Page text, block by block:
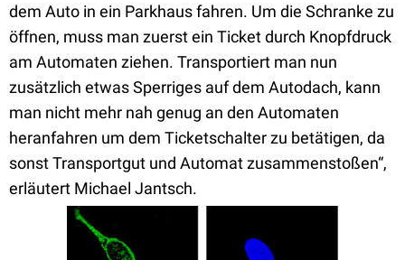
dem Auto in ein Parkhaus fahren. Um die Schranke zu
öffnen, muss man zuerst ein Ticket durch Knopfdruck
am Automaten ziehen. Transportiert man nun
zusätzlich etwas Sperriges auf dem Autodach, kann
man nicht mehr nah genug an den Automaten
heranfahren um dem Ticketschalter zu betätigen, da
sonst Transportgut und Automat zusammenstoßen“,
erläutert Michael Jantsch.